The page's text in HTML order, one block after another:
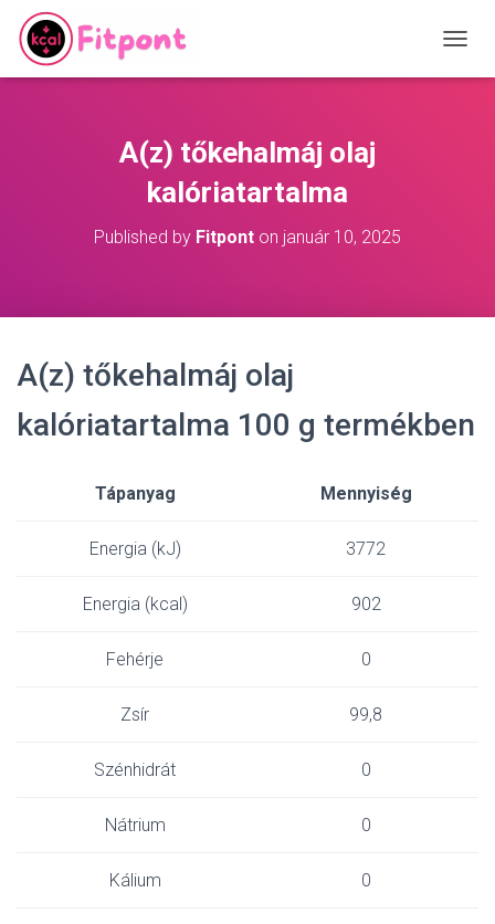
O
A(z) tőkehalmáj olaj
kalóriatartalma
Published by Fitpont on január 10, 2025
A(z) tőkehalmáj olaj
kalóriatartalma 100 g termékben
Tápanyag Mennyiség
Energia (kJ) 3772
Energia (kcal) 902
Fehérje 0
Zsír 99,8
Szénhidrát 0
Nátrium 0
Kálium 0